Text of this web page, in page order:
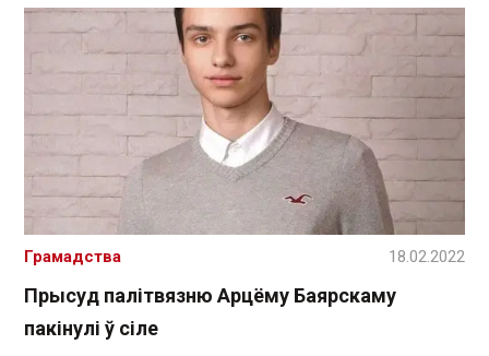
Прысуд палітвязню Арцёму Баярскаму
пакінулі ў сіле
Грамадства 18.02.2022